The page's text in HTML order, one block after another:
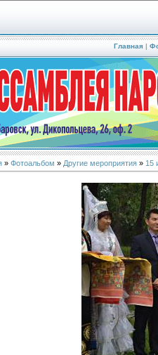
Главная |
» Фотоальбом » Другие мероприятия » 15